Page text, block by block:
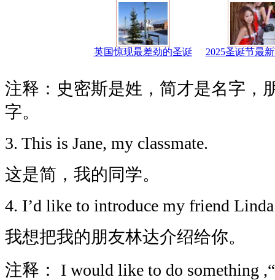
英国惊现最差劲的圣诞 2025圣诞节最
注释：史密斯是姓，简才是名字，
字。
3. This is Jane, my classmate.
这是简，我的同学。
4. I’d like to introduce my friend
我想把我的朋友林达介绍给你。
注释： I would like to do something